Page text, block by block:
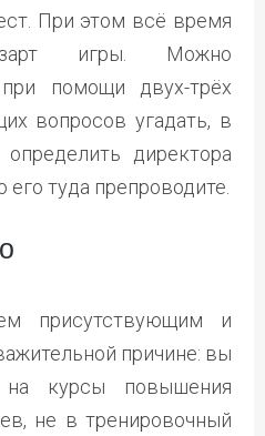
При этом всё время
игры. Можно
помощи двух-трёх
вопросов угадать, в
директора
его туда препроводите.
присутствующим и
причине: вы
на курсы повышения
не в тренировочный